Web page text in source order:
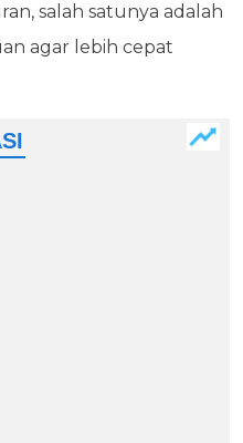
salah satunya adalah
agar lebih cepat